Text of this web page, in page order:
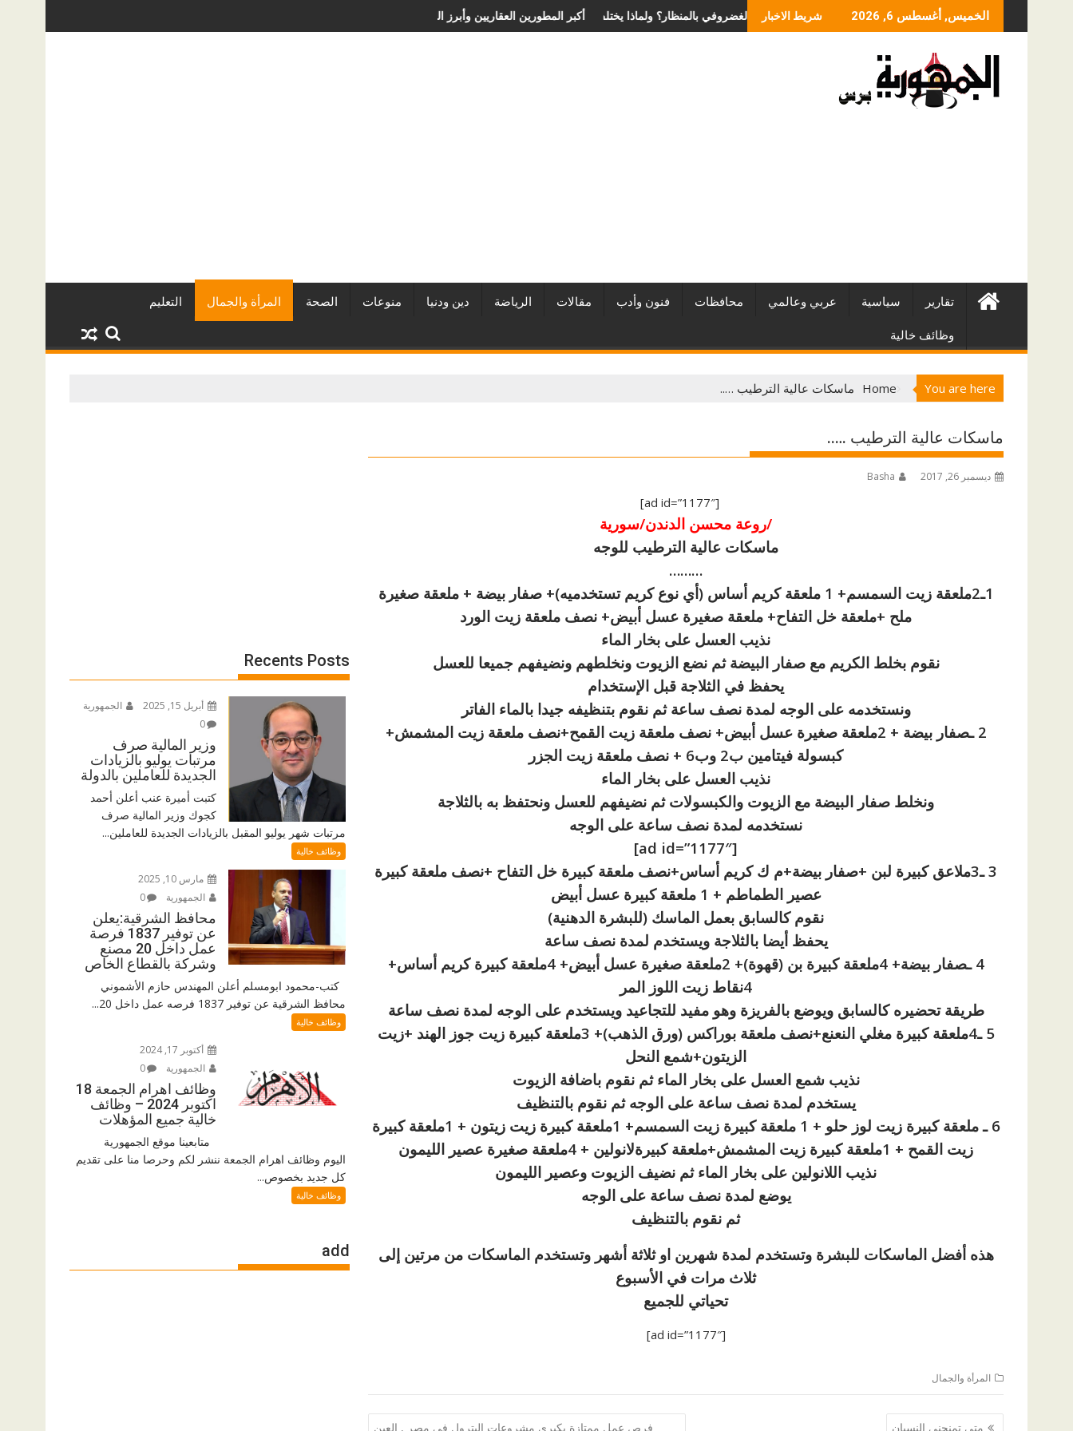
to
الخميس, أغسطس 6, 2026 شريط الاخبار أفضل شركات التطوير العقاري في مصر من URE | أكبر المطورين العقاريين وأبرز المشروعاتما الذي يحدد سعر عملية الانزلاق الغضروفي بالمنظار؟ ولماذا يختلف من مريض لآخر؟
تقارير سياسية عربي وعالمي محافظات فنون وأدب مقالات الرياضة دين ودنيا منوعات الصحة المرأة والجمال التعليم
وظائف خالية
You are here
Home ماسكات عالية الترطيب …..
ماسكات عالية الترطيب …..
ديسمبر 26, 2017 Basha
[ad id=”1177″]
/روعة محسن الدندن/سورية
ماسكات عالية الترطيب للوجه
………
1ـ2ملعقة زيت السمسم+ 1 ملعقة كريم أساس (أي نوع كريم تستخدميه)+ صفار بيضة + ملعقة صغيرة
ملح +ملعقة خل التفاح+ ملعقة صغيرة عسل أبيض+ نصف ملعقة زيت الورد
نذيب العسل على بخار الماء
نقوم بخلط الكريم مع صفار البيضة ثم نضع الزيوت ونخلطهم ونضيفهم جميعا للعسل
يحفظ في الثلاجة قبل الإستخدام
ونستخدمه على الوجه لمدة نصف ساعة ثم نقوم بتنظيفه جيدا بالماء الفاتر
2 ـصفار بيضة + 2ملعقة صغيرة عسل أبيض+ نصف ملعقة زيت القمح+نصف ملعقة زيت المشمش+
كبسولة فيتامين ب2 وب6 + نصف ملعقة زيت الجزر
نذيب العسل على بخار الماء
ونخلط صفار البيضة مع الزيوت والكبسولات ثم نضيفهم للعسل ونحتفظ به بالثلاجة
نستخدمه لمدة نصف ساعة على الوجه
[ad id=”1177″]
3 ـ3ملاعق كبيرة لبن +صفار بيضة+م ك كريم أساس+نصف ملعقة كبيرة خل التفاح +نصف ملعقة كبيرة
عصير الطماطم + 1 ملعقة كبيرة عسل أبيض
نقوم كالسابق بعمل الماسك (للبشرة الدهنية)
يحفظ أيضا بالثلاجة ويستخدم لمدة نصف ساعة
4 ـصفار بيضة+ 4ملعقة كبيرة بن (قهوة)+ 2ملعقة صغيرة عسل أبيض+ 4ملعقة كبيرة كريم أساس+
4نقاط زيت اللوز المر
طريقة تحضيره كالسابق ويوضع بالفريزة وهو مفيد للتجاعيد ويستخدم على الوجه لمدة نصف ساعة
5 ـ4ملعقة كبيرة مغلي النعنع+نصف ملعقة بوراكس (ورق الذهب)+ 3ملعقة كبيرة زيت جوز الهند +زيت
الزيتون+شمع النحل
نذيب شمع العسل على بخار الماء ثم نقوم باضافة الزيوت
يستخدم لمدة نصف ساعة على الوجه ثم نقوم بالتنظيف
6 ـ ملعقة كبيرة زيت لوز حلو + 1 ملعقة كبيرة زيت السمسم+ 1ملعقة كبيرة زيت زيتون + 1ملعقة كبيرة
زيت القمح + 1ملعقة كبيرة زيت المشمش+ملعقة كبيرةلانولين + 4ملعقة صغيرة عصير الليمون
نذيب اللانولين على بخار الماء ثم نضيف الزيوت وعصير الليمون
يوضع لمدة نصف ساعة على الوجه
ثم نقوم بالتنظيف
هذه أفضل الماسكات للبشرة وتستخدم لمدة شهرين او ثلاثة أشهر وتستخدم الماسكات من مرتين إلى
ثلاث مرات في الأسبوع
تحياتي للجميع
[ad id=”1177″]
المرأة والجمال
تصفّح
متى تمنحني النسيان
فرص عمل ممتازة بكبرى مشروعات البترول في مصر , العين
Recents Posts
أبريل 15, 2025
الجمهورية
0
وزير المالية صرف
مرتبات يوليو بالزيادات
الجديدة للعاملين بالدولة
كتبت أميرة عنب أعلن أحمد
كجوك وزير المالية صرف
مرتبات شهر يوليو المقبل بالزيادات الجديدة للعاملين...
وظائف خالية
مارس 10, 2025
الجمهورية
0
محافظ الشرقية:يعلن
عن توفير 1837 فرصة
عمل داخل 20 مصنع
وشركة بالقطاع الخاص
كتب-محمود ابومسلم أعلن المهندس حازم الأشموني
محافظ الشرقية عن توفير 1837 فرصه عمل داخل 20...
وظائف خالية
أكتوبر 17, 2024
الجمهورية
0
وظائف اهرام الجمعة 18
اكتوبر 2024 – وظائف
خالية جميع المؤهلات
متابعينا موقع الجمهورية
اليوم وظائف اهرام الجمعة ننشر لكم وحرصا منا على تقديم
كل جديد بخصوص...
وظائف خالية
add